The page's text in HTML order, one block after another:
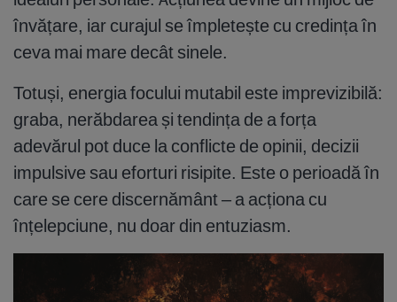
învățare, iar curajul se împletește cu credința în
ceva mai mare decât sinele.
Totuși, energia focului mutabil este imprevizibilă:
graba, nerăbdarea și tendința de a forța
adevărul pot duce la conflicte de opinii, decizii
impulsive sau eforturi risipite. Este o perioadă în
care se cere discernământ – a acționa cu
înțelepciune, nu doar din entuziasm.